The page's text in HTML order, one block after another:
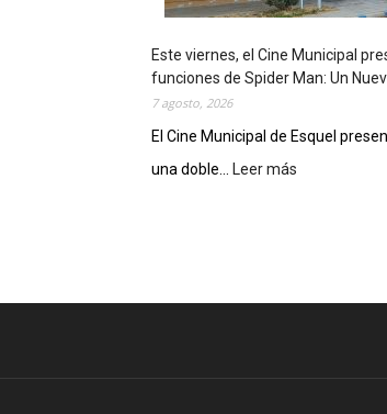
s
r
ó
s
u
o
Este viernes, el Cine Municipal
funciones de Spider Man: Un
7 agosto, 2026
El Cine Municipal de Esquel
una doble...
Leer más
i